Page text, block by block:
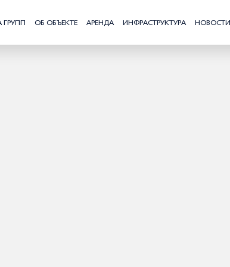
ГРУПП ОБ ОБЪЕКТЕ АРЕНДА ИНФРАСТРУКТУРА НОВОСТИ